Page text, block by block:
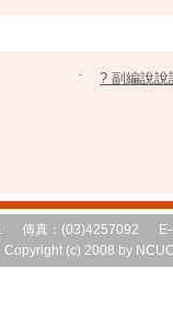
˙
? 副編說說
傳真：(03)4257092 E-
(c) 2008 by